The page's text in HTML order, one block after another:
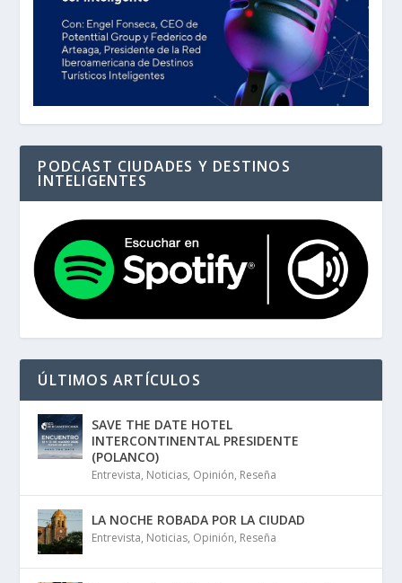
PODCAST CIUDADES Y DESTINOS
INTELIGENTES
ÚLTIMOS ARTÍCULOS
SAVE THE DATE HOTEL
INTERCONTINENTAL PRESIDENTE
(POLANCO)
Entrevista, Noticias, Opinión, Reseña
LA NOCHE ROBADA POR LA CIUDAD
Entrevista, Noticias, Opinión, Reseña